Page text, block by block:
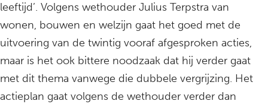
leeftijd’. Volgens wethouder Julius Terpstra van
wonen, bouwen en welzijn gaat het goed met de
uitvoering van de twintig vooraf afgesproken acties,
maar is het ook bittere noodzaak dat hij verder gaat
met dit thema vanwege die dubbele vergrijzing. Het
actieplan gaat volgens de wethouder verder dan